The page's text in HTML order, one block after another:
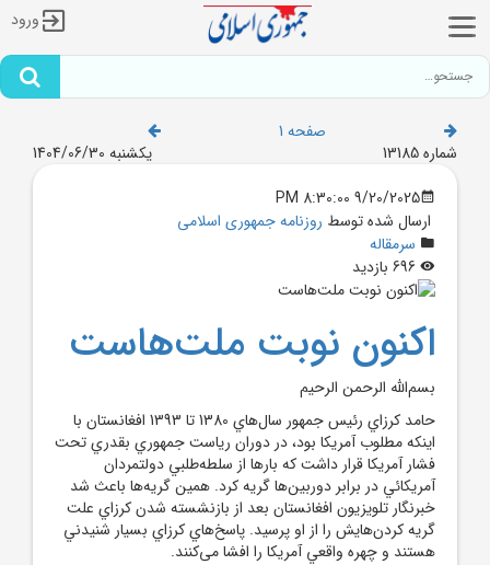
ورود
صفحه 1
شماره 13185
یکشنبه 1404/06/30
9/20/2025 8:30:00 PM
ارسال شده توسط روزنامه جمهوری اسلامی
سرمقاله
اکنون نوبت ملت‌هاست
بسم‌الله الرحمن الرحيم
حامد کرزاي رئيس‌ جمهور سال‌هاي 1380 تا 1393 افغانستان با
اينکه مطلوب آمريکا بود، در دوران رياست‌ جمهوري بقدري تحت
فشار آمريکا قرار داشت که بارها از سلطه‌طلبي دولتمردان
آمريکائي در برابر دوربين‌ها گريه کرد. همين گريه‌ها باعث شد
خبرنگار تلويزيون افغانستان بعد از بازنشسته شدن کرزاي علت
گريه کردن‌هايش را از او پرسيد. پاسخ‌هاي کرزاي بسيار شنيدني
هستند و چهره واقعي آمريکا را افشا می‌کنند.